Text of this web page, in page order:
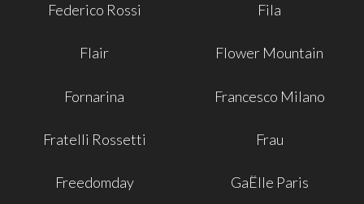
Federico Rossi Fila
Flair Flower Mountain
Fornarina Francesco Milano
Fratelli Rossetti Frau
Freedomday GaËlle Paris